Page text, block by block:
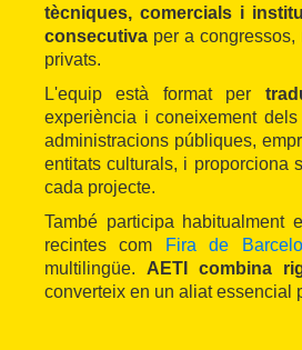
tècniques, comercials i
consecutiva per a
privats.
L'equip està format per
experiència i coneixement
administracions públiques,
entitats culturals, i proporciona
cada projecte.
També participa habitualment
recintes com
Fira de
multilingüe. AETI combina
converteix en un aliat essencial